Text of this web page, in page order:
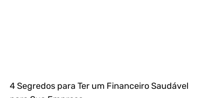
4 Segredos para Ter um Financeiro Saudável